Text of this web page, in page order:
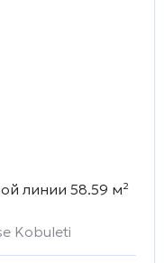
линии 58.59 м²
Kobuleti